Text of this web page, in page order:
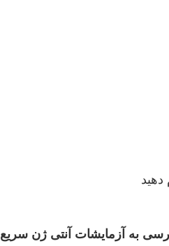
به آزمایشات آنتی ژن سریع